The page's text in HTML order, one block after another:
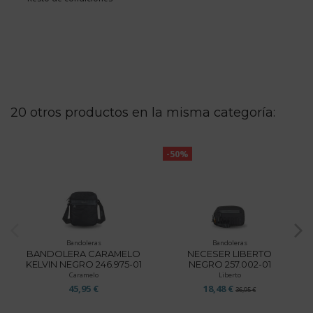
20 otros productos en la misma categoría:
Bandoleras
BANDOLERA CARAMELO
KELVIN NEGRO 246.975-01
Caramelo
45,95 €
-50%
Bandoleras
NECESER LIBERTO
NEGRO 257.002-01
Liberto
18,48 € 36,95 €